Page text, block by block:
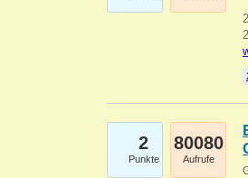
2
Punkte
80080
Aufrufe